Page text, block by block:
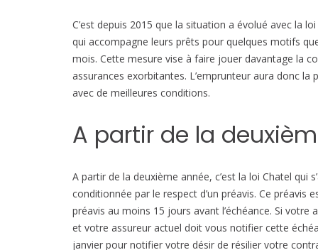
C’est depuis 2015 que la situation a évolué avec la
qui accompagne leurs prêts pour quelques motifs
mois. Cette mesure vise à faire jouer davantage la
assurances exorbitantes. L’emprunteur aura donc la
avec de meilleures conditions.
A partir de la
A partir de la deuxième année, c’est la loi Chatel qui
conditionnée par le respect d’un préavis. Ce
préavis au moins 15 jours avant l’échéance. Si votre
et votre assureur actuel doit vous notifier cette
janvier pour notifier votre désir de résilier votre